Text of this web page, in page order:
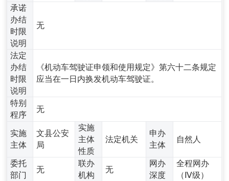
承诺
办结
时限
说明
无
法定
办结
时限
说明
《机动车驾驶证申领和使用规定》第六十二条规定
应当在一日内换发机动车驾驶证。
特别
程序
无
实施
主体
文县公安
局
实施
主体
性质
法定机关
申办
主体
自然人
委托
部门
无
联办
机构
无
网办
深度
全程网办
（Ⅳ级）